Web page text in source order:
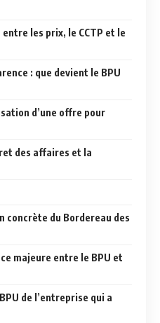
les prix, le CCTP et le
: que devient le BPU
d’une offre pour
des affaires et la
concrète du Bordereau des
majeure entre le BPU et
de l’entreprise qui a